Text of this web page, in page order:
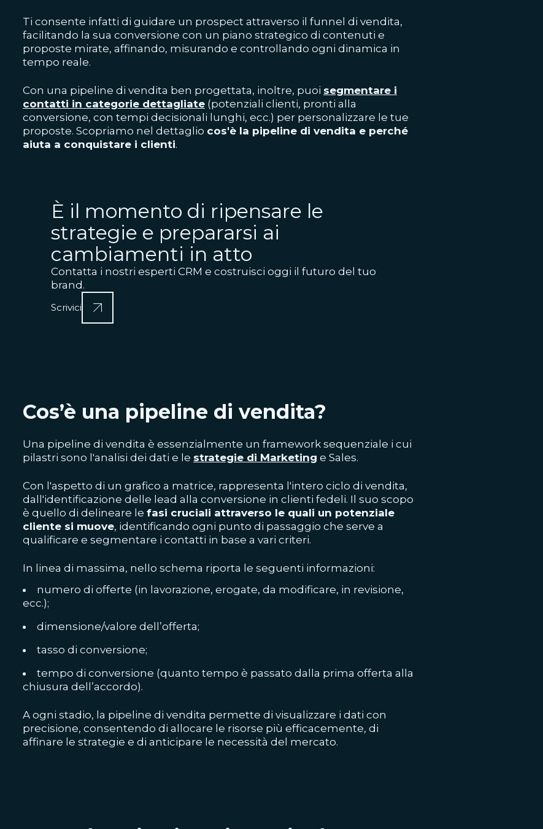
Ti consente infatti di guidare un prospect attraverso il funnel di vendita,
facilitando la sua conversione con un piano strategico di contenuti e
proposte mirate, affinando, misurando e controllando ogni dinamica in
tempo reale.
Con una pipeline di vendita ben progettata, inoltre, puoi segmentare i
contatti in categorie dettagliate (potenziali clienti, pronti alla
conversione, con tempi decisionali lunghi, ecc.) per personalizzare le tue
proposte. Scopriamo nel dettaglio cos'è la pipeline di vendita e perché
aiuta a conquistare i clienti.
È il momento di ripensare le
strategie e prepararsi ai
cambiamenti in atto
Contatta i nostri esperti CRM e costruisci oggi il futuro del tuo
brand.
Scrivici
Cos’è una pipeline di vendita?
Una pipeline di vendita è essenzialmente un framework sequenziale i cui
pilastri sono l'analisi dei dati e le strategie di Marketing e Sales.
Con l'aspetto di un grafico a matrice, rappresenta l'intero ciclo di vendita,
dall'identificazione delle lead alla conversione in clienti fedeli. Il suo scopo
è quello di delineare le fasi cruciali attraverso le quali un potenziale
cliente si muove, identificando ogni punto di passaggio che serve a
qualificare e segmentare i contatti in base a vari criteri.
In linea di massima, nello schema riporta le seguenti informazioni:
numero di offerte (in lavorazione, erogate, da modificare, in revisione,
ecc.);
dimensione/valore dell’offerta;
tasso di conversione;
tempo di conversione (quanto tempo è passato dalla prima offerta alla
chiusura dell’accordo).
A ogni stadio, la pipeline di vendita permette di visualizzare i dati con
precisione, consentendo di allocare le risorse più efficacemente, di
affinare le strategie e di anticipare le necessità del mercato.